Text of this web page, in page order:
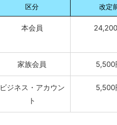
区分 改定
本会員
家族会員 5,500
ビジネス・アカウン
ト
5,500